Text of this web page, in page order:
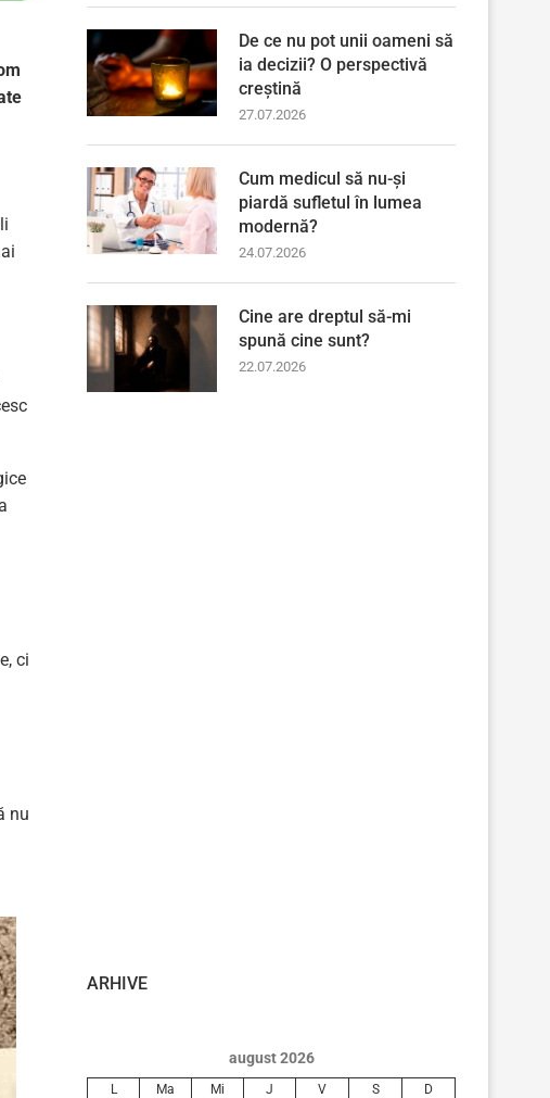
ci
nu
De ce nu pot unii oameni să
ia decizii? O perspectivă
creștină
27.07.2026
Cum medicul să nu-și
piardă sufletul în lumea
modernă?
24.07.2026
Cine are dreptul să-mi
spună cine sunt?
22.07.2026
ARHIVE
august 2026
L Ma Mi J V S D